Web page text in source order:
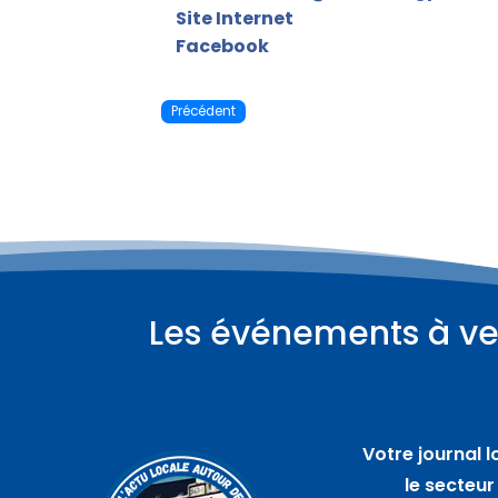
Site Internet
Facebook
Précédent
Les événements à
Compétition de Hoopers –
Votre journal
le